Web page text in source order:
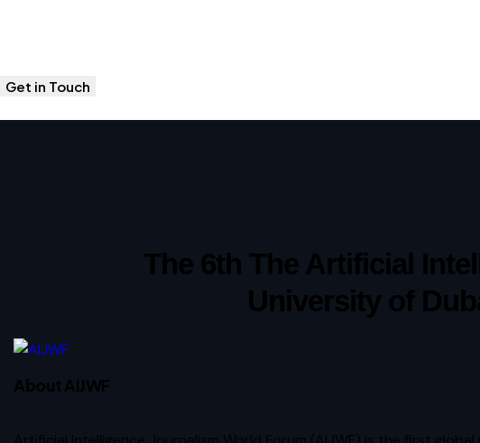
The 6th The Artificial
University of
About AIJWF